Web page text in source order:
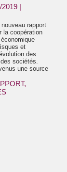
2019 |
rapport
la coopération
et
des
sociétés.
une source
,